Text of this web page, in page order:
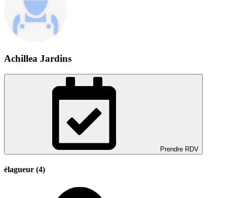
Achillea Jardins
Prendre RDV
élagueur (4)